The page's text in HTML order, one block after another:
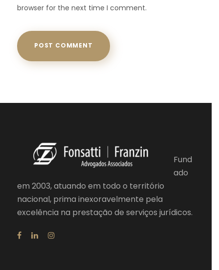
browser for the next time I comment.
Fund
ado
em 2003, atuando em todo o território
nacional, prima inexoravelmente pela
excelência na prestação de serviços jurídicos.